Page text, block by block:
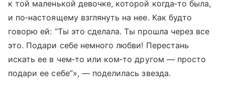
к той маленькой девочке, которой когда‑то была,
и по‑настоящему взглянуть на нее. Как будто
говорю ей: “Ты это сделала. Ты прошла через все
это. Подари себе немного любви! Перестань
искать ее в чем‑то или ком‑то другом — просто
подари ее себе”», — поделилась звезда.